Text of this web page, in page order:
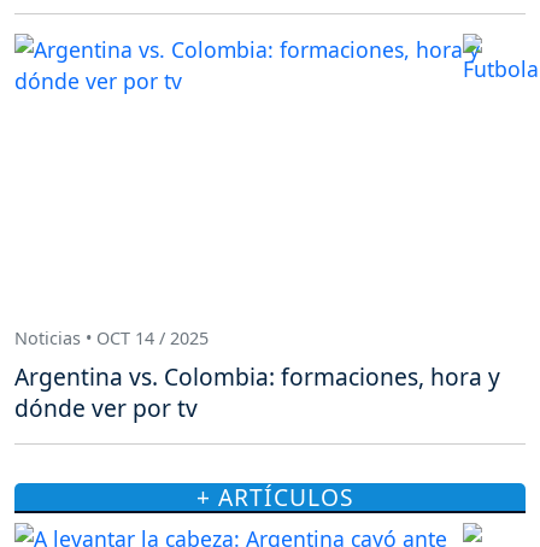
Noticias • OCT 14 / 2025
Argentina vs. Colombia: formaciones, hora y
dónde ver por tv
+ ARTÍCULOS